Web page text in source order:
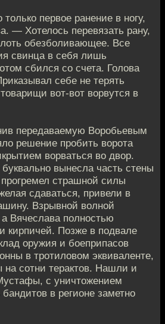
первое ранение в ногу,
— Хотелось перевязать рану,
обезболивающее. Все
свинца в себя лишь
сбился со счета. Голова
себе не терять
вот-вот ворвутся в
передаваемую Воробьевым
решение пробить ворота
ворваться во двор.
вынесла часть стены
страшной силы
сдаваться, привели в
Взрывной волной
Вячеслава полностью
кирпичей. Позже в подвале
оружия и боеприпасов
в тротиловом эквиваленте,
на сотни терактов. Нашли и
с уничтожением
бандитов в регионе заметно